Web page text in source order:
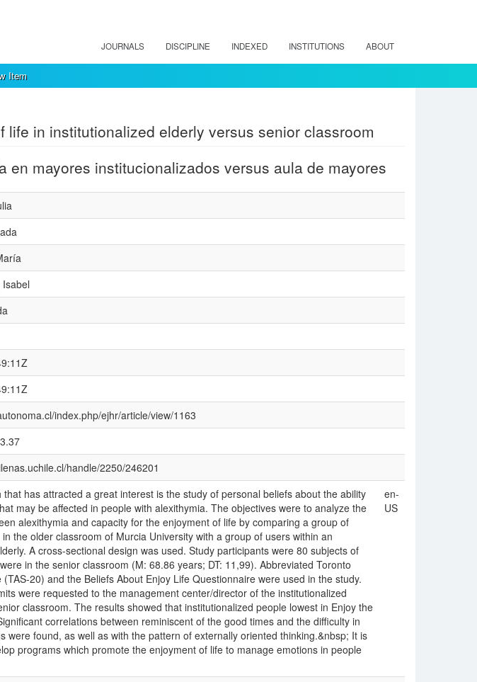
JOURNALS DISCIPLINE INDEXED INSTITUTIONS ABOUT
Item
life in institutionalized elderly versus senior classroom
en mayores institucionalizados versus aula de mayores
index.php/ejhr/article/view/1163
handle/2250/246201
that has attracted a great interest is the study of personal beliefs about the ability
may be affected in people with alexithymia. The objectives were to analyze the
alexithymia and capacity for the enjoyment of life by comparing a group of
the older classroom of Murcia University with a group of users within an
A cross-sectional design was used. Study participants were 80 subjects of
in the senior classroom (M: 68.86 years; DT: 11,99). Abbreviated Toronto
(TAS-20) and the Beliefs About Enjoy Life Questionnaire were used in the study.
were requested to the management center/director of the institutionalized
classroom. The results showed that institutionalized people lowest in Enjoy the
correlations between reminiscent of the good times and the difficulty in
were found, as well as with the pattern of externally oriented thinking.&nbsp; It is
programs which promote the enjoyment of life to manage emotions in people
en-
US